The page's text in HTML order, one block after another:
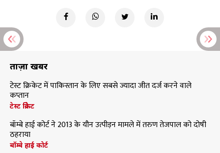
ताज़ा खबरें
टेस्ट क्रिकेट में पाकिस्तान के लिए सबसे ज्यादा जीत दर्ज करने वाले
कप्तान
टेस्ट क्रिकेट
बॉम्बे हाई कोर्ट ने 2013 के यौन उत्पीड़न मामले में तरुण तेजपाल को दोषी
ठहराया
बॉम्बे हाई कोर्ट